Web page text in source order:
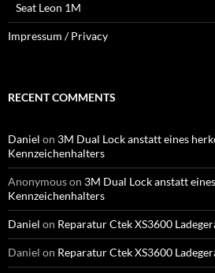
Seat Leon 1M
Impressum / Privacy
RECENT COMMENTS
Daniel on 3M Dual Lock anstatt eines
Kennzeichenhalters
Anonymouson 3M Dual Lock anstatt
Kennzeichenhalters
Daniel on Reparatur Ctek XS3600
Daniel on Reparatur Ctek XS3600